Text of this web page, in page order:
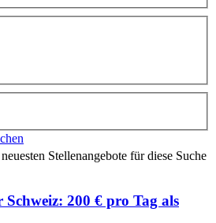
Stellenangebote für diese Suche
200 € pro Tag als